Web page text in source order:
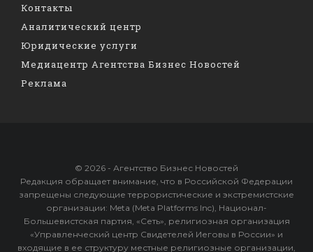
Контакты
Аналитический центр
Юридические услуги
Медиацентр Агентства Бизнес Новостей
Реклама
© 2026 - Агентство Бизнес Новостей
Редакция обращает внимание, что в Российской Федерации
запрещены следующие террористические и экстремистские
организации: Meta (Meta Platforms Inc), Национал-
Большевистская партия, «Сеть», религиозная организация
«Управленческий центр Свидетелей Иеговы в России» и
входящие в ее структуру местные религиозные организации,